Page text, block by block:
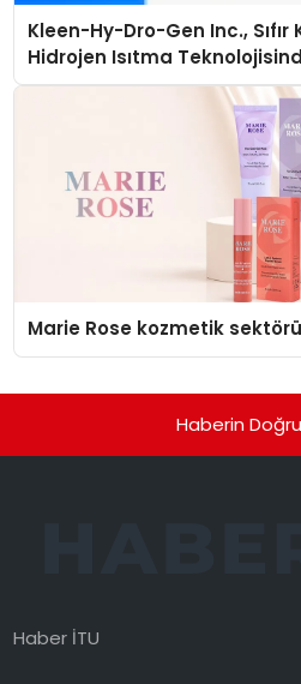
Kleen-Hy-Dro-Gen Inc.,
Hidrojen Isıtma
Düzenleyici Onaylarını Aldı
Marie Rose kozmetik
Haberin
Haber İTU